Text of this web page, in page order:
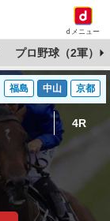
dメニュー
プロ野球（2軍）
福島 中山 京都
4R